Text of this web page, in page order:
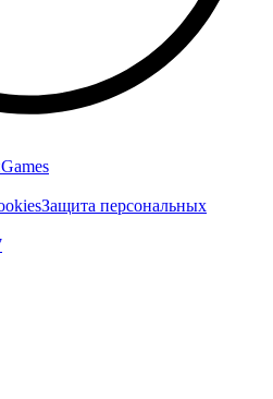
Games
Защита персональных